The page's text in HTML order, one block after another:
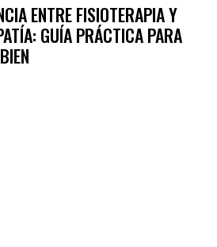
ENTRE FISIOTERAPIA Y
GUÍA PRÁCTICA PARA